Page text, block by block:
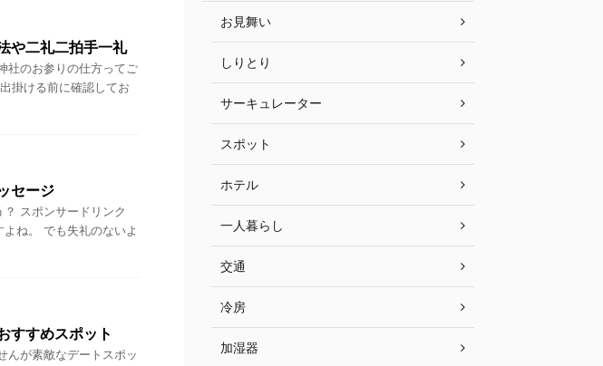
や二礼二拍手一礼
社のお参りの仕方ってご
掛ける前に確認してお
セージ
スポンサードリンク
ね。 でも失礼のないよ
すすめスポット
んが素敵なデートスポッ
お見舞い
しりとり
サーキュレーター
スポット
ホテル
一人暮らし
交通
冷房
加湿器